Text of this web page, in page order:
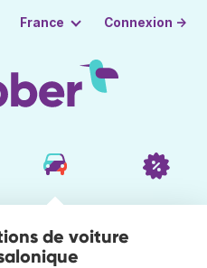
France Connexion →
de voiture